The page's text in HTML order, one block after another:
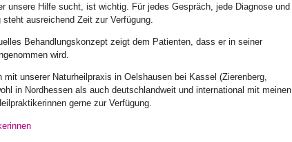
unsere Hilfe sucht, ist wichtig. Für jedes Gespräch, jede Diagnose und
steht ausreichend Zeit zur Verfügung.
Behandlungskonzept zeigt dem Patienten, dass er in seiner
wird.
mit unserer Naturheilpraxis in Oelshausen bei Kassel (Zierenberg,
in Nordhessen als auch deutschlandweit und international mit meinen
gerne zur Verfügung.